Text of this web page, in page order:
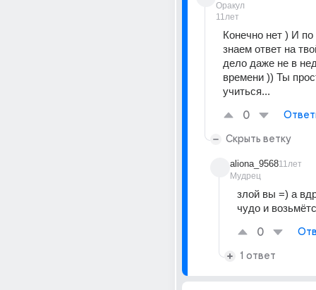
Оракул
11лет
Конечно нет ) И
знаем ответ на
дело даже не в
времени )) Ты
учиться...
0
Скрыть ветку
aliona_9568
Мудрец
11лет
злой вы =) а
чудо и
0
1 ответ